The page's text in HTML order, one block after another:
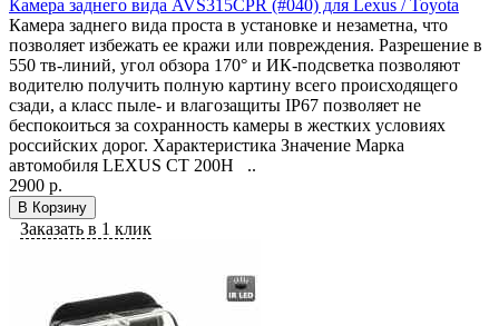
Камера заднего вида AVS315CPR (#040) для Lexus / Toyota
Камера заднего вида проста в установке и незаметна, что
позволяет избежать ее кражи или повреждения. Разрешение в
550 тв-линий, угол обзора 170° и ИК-подсветка позволяют
водителю получить полную картину всего происходящего
сзади, а класс пыле- и влагозащиты IP67 позволяет не
беспокоиться за сохранность камеры в жестких условиях
российских дорог. Характеристика Значение Марка
автомобиля LEXUS CT 200H ..
2900 р.
В Корзину
Заказать в 1 клик